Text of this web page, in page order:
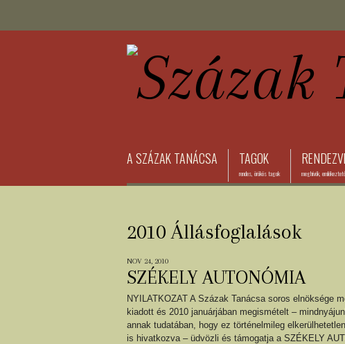
A SZÁZAK TANÁCSA TAGOK
rendes, örökös tagok meghívók,
2010 Állásfoglalások
NOV 24, 2010
SZÉKELY AUTONÓMIA
NYILATKOZAT A Százak Tanácsa soros elnöksége
kiadott és 2010 januárjában megismételt –
annak tudatában, hogy ez történelmileg
is hivatkozva – üdvözli és támogatja a SZÉKELY